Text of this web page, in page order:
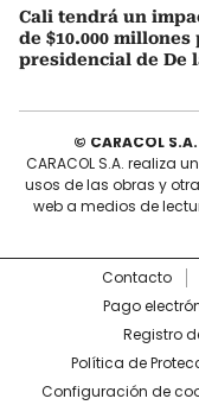
Cali tendrá un
de $10.000 millones
presidencial de De
© CARACOL
CARACOL S.A. realiza
usos de las obras y
web a medios de
Contacto
Pago
Registro
Política de
Configuración de